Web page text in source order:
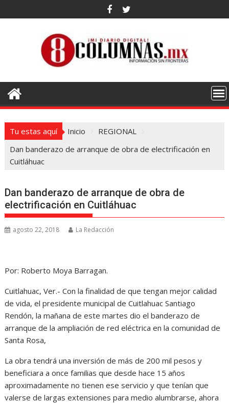
al
Tu estas aquí Inicio
REGIONAL
Dan banderazo de arranque de obra de electrificación en
Cuitláhuac
Dan banderazo de arranque de obra de
electrificación en Cuitláhuac
agosto 22, 2018 La Redacción
Por: Roberto Moya Barragan.
Cuitlahuac, Ver.- Con la finalidad de que tengan mejor calidad
de vida, el presidente municipal de Cuitlahuac Santiago
Rendón, la mañana de este martes dio el banderazo de
arranque de la ampliación de red eléctrica en la comunidad de
Santa Rosa,
La obra tendrá una inversión de más de 200 mil pesos y
beneficiara a once familias que desde hace 15 años
aproximadamente no tienen ese servicio y que tenían que
valerse de largas extensiones para medio alumbrarse, ahora